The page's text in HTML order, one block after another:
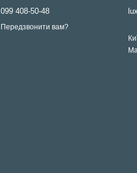
099 408-50-48
Передзвонити вам?